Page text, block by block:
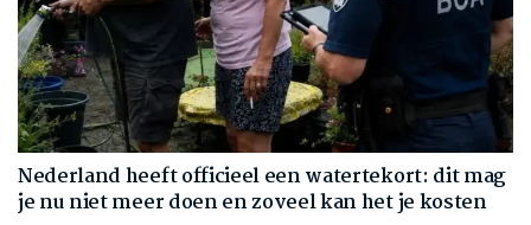
Nederland heeft officieel een watertekort: dit mag
je nu niet meer doen en zoveel kan het je kosten